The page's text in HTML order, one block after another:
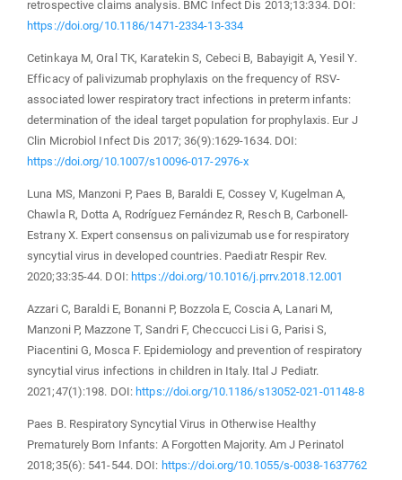
retrospective claims analysis. BMC Infect Dis 2013;13:334. DOI:
https://doi.org/10.1186/1471-2334-13-334
Cetinkaya M, Oral TK, Karatekin S, Cebeci B, Babayigit A, Yesil Y.
Efficacy of palivizumab prophylaxis on the frequency of RSV-
associated lower respiratory tract infections in preterm infants:
determination of the ideal target population for prophylaxis. Eur J
Clin Microbiol Infect Dis 2017; 36(9):1629-1634. DOI:
https://doi.org/10.1007/s10096-017-2976-x
Luna MS, Manzoni P, Paes B, Baraldi E, Cossey V, Kugelman A,
Chawla R, Dotta A, Rodríguez Fernández R, Resch B, Carbonell-
Estrany X. Expert consensus on palivizumab use for respiratory
syncytial virus in developed countries. Paediatr Respir Rev.
2020;33:35-44. DOI: https://doi.org/10.1016/j.prrv.2018.12.001
Azzari C, Baraldi E, Bonanni P, Bozzola E, Coscia A, Lanari M,
Manzoni P, Mazzone T, Sandri F, Checcucci Lisi G, Parisi S,
Piacentini G, Mosca F. Epidemiology and prevention of respiratory
syncytial virus infections in children in Italy. Ital J Pediatr.
2021;47(1):198. DOI: https://doi.org/10.1186/s13052-021-01148-8
Paes B. Respiratory Syncytial Virus in Otherwise Healthy
Prematurely Born Infants: A Forgotten Majority. Am J Perinatol
2018;35(6): 541-544. DOI: https://doi.org/10.1055/s-0038-1637762